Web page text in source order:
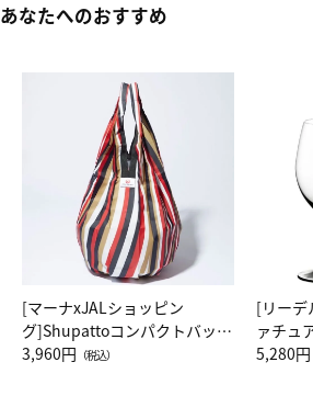
あなたへのおすすめ
[マーナxJALショッピン
グ]Shupattoコンパクトバッグ
Drop JAL客室乗務員（LC）ス
3,960円 （税込）
[リーデ
ァチュ
ト（レ
5,280円